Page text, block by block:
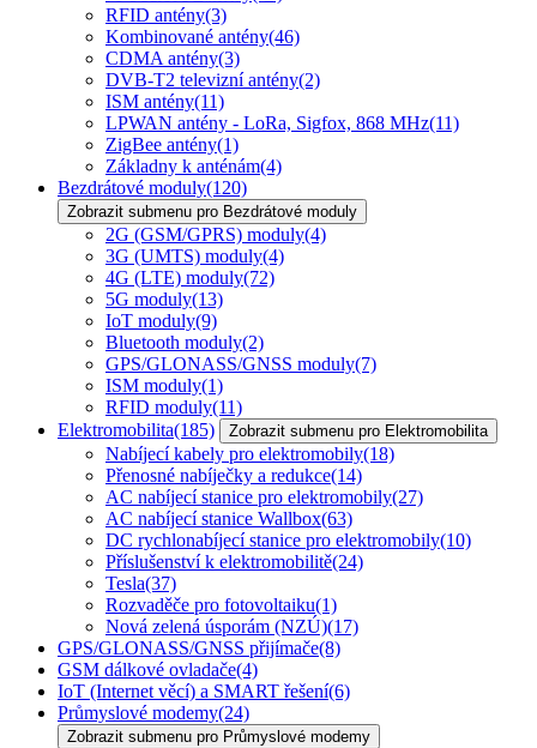
RFID antény(3)
Kombinované antény(46)
CDMA antény(3)
DVB-T2 televizní antény(2)
ISM antény(11)
LPWAN antény - LoRa, Sigfox, 868 MHz(11)
ZigBee antény(1)
Základny k anténám(4)
Bezdrátové moduly(120)
Zobrazit submenu pro Bezdrátové moduly
2G (GSM/GPRS) moduly(4)
3G (UMTS) moduly(4)
4G (LTE) moduly(72)
5G moduly(13)
IoT moduly(9)
Bluetooth moduly(2)
GPS/GLONASS/GNSS moduly(7)
ISM moduly(1)
RFID moduly(11)
Elektromobilita(185) Zobrazit submenu pro Elektromobilita
Nabíjecí kabely pro elektromobily(18)
Přenosné nabíječky a redukce(14)
AC nabíjecí stanice pro elektromobily(27)
AC nabíjecí stanice Wallbox(63)
DC rychlonabíjecí stanice pro elektromobily(10)
Příslušenství k elektromobilitě(24)
Tesla(37)
Rozvaděče pro fotovoltaiku(1)
Nová zelená úsporám (NZÚ)(17)
GPS/GLONASS/GNSS přijímače(8)
GSM dálkové ovladače(4)
IoT (Internet věcí) a SMART řešení(6)
Průmyslové modemy(24)
Zobrazit submenu pro Průmyslové modemy